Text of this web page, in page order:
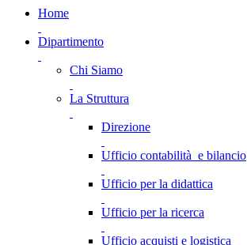
Home
Dipartimento
Chi Siamo
La Struttura
Direzione
Ufficio contabilità e bilancio
Ufficio per la didattica
Ufficio per la ricerca
Ufficio acquisti e logistica